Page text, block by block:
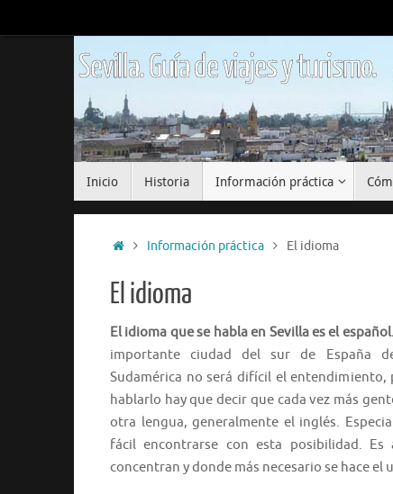
al
Sevilla. Guía de viajes y turismo.
Inicio Historia Información práctica
InicioInformación práctica El idioma
El idioma
El idioma que se habla en Sevilla es el
importante ciudad del sur de España
Sudamérica no será difícil el entendimiento,
hablarlo hay que decir que cada vez más
otra lengua, generalmente el inglés.
fácil encontrarse con esta posibilidad.
concentran y donde más necesario se hace el